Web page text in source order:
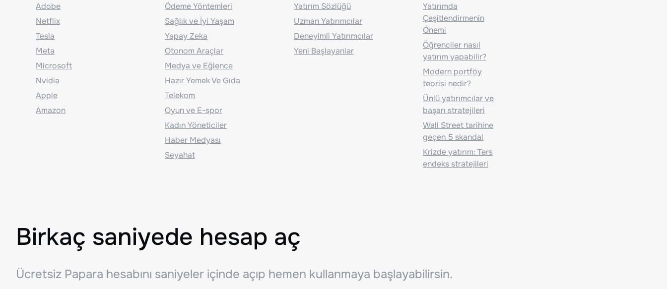
Adobe
Netflix
Tesla
Meta
Microsoft
Nvidia
Apple
Amazon
Ödeme Yöntemleri
Sağlık ve İyi Yaşam
Yapay Zeka
Otonom Araçlar
Medya ve Eğlence
Hazır Yemek Ve Gıda
Telekom
Oyun ve E-spor
Kadın Yöneticiler
Haber Medyası
Seyahat
Yatırım Sözlüğü
Uzman Yatırımcılar
Deneyimli Yatırımcılar
Yeni Başlayanlar
Yatırımda
Çeşitlendirmenin
Önemi
Öğrenciler nasıl
yatırım yapabilir?
Modern portföy
teorisi nedir?
Ünlü yatırımcılar ve
başarı stratejileri
Wall Street tarihine
geçen 5 skandal
Krizde yatırım: Ters
endeks stratejileri
Birkaç saniyede hesap aç
Ücretsiz Papara hesabını saniyeler içinde açıp hemen kullanmaya başlayabilirsin.